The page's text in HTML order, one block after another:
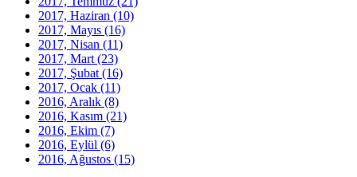
2017, Haziran (10)
2017, Mayıs (16)
2017, Nisan (11)
2017, Mart (23)
2017, Şubat (16)
2017, Ocak (11)
2016, Aralık (8)
2016, Kasım (21)
2016, Ekim (7)
2016, Eylül (6)
2016, Ağustos (15)